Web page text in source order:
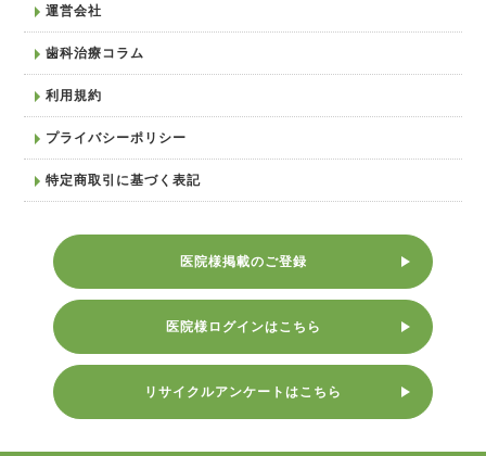
運営会社
歯科治療コラム
利用規約
プライバシーポリシー
特定商取引に基づく表記
医院様掲載のご登録
医院様ログインはこちら
リサイクルアンケートはこちら